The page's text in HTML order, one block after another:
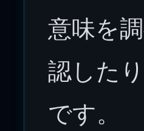
意味を
認した
です。